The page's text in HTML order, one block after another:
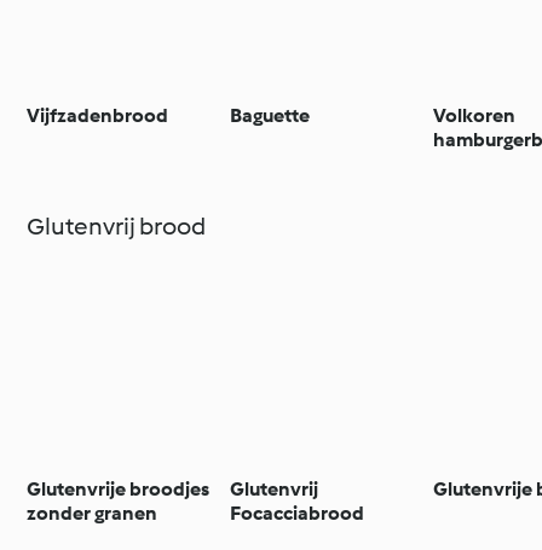
Vijfzadenbrood Baguette
Volkoren
Glutenvrij brood
Glutenvrije broodjes
zonder granen
Glutenvrij
Focacciabrood
Glutenvrije